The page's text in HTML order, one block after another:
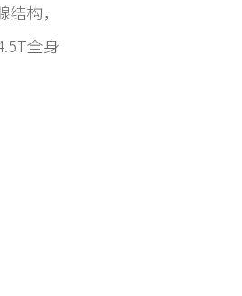
构，
全身